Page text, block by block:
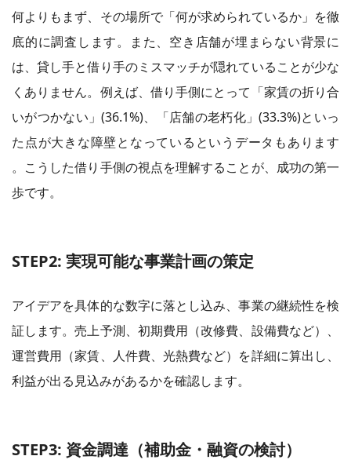
何よりもまず、その場所で「何が求められているか」を徹
底的に調査します。また、空き店舗が埋まらない背景に
は、貸し手と借り手のミスマッチが隠れていることが少な
くありません。例えば、借り手側にとって「家賃の折り合
いがつかない」(36.1%)、「店舗の老朽化」(33.3%)といっ
た点が大きな障壁となっているというデータもあります
。こうした借り手側の視点を理解することが、成功の第一
歩です。
STEP2: 実現可能な事業計画の策定
アイデアを具体的な数字に落とし込み、事業の継続性を検
証します。売上予測、初期費用（改修費、設備費など）、
運営費用（家賃、人件費、光熱費など）を詳細に算出し、
利益が出る見込みがあるかを確認します。
STEP3: 資金調達（補助金・融資の検討）